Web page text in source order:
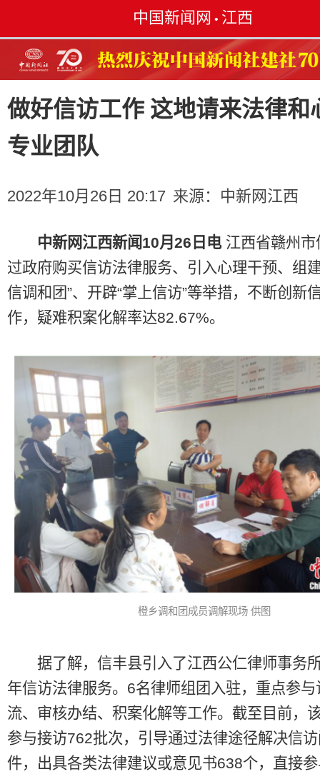
中国新闻网 • 江西
做好信访工作 这地请来法律和
专业团队
2022年10月26日 20:17 来源： 中新网江西
中新网江西新闻10月26日电江西省赣州市
过政府购买信访法律服务、引入心理干预、组
信调和团”、开辟“掌上信访”等举措，不断创新
作，疑难积案化解率达82.67%。
橙乡调和团成员调解现场 供图
据了解，信丰县引入了江西公仁律师事务
年信访法律服务。6名律师组团入驻，重点参与
流、审核办结、积案化解等工作。截至目前，
参与接访762批次，引导通过法律途径解决信
件，出具各类法律建议或意见书638个，直接